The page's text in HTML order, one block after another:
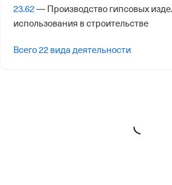
Дата регистрации
29 апреля 2022
Налоговая
144000,Россия,Московская Обл,
23.62— Производство гипсовых
использования в строительстве
Всего 22 вида деятельности